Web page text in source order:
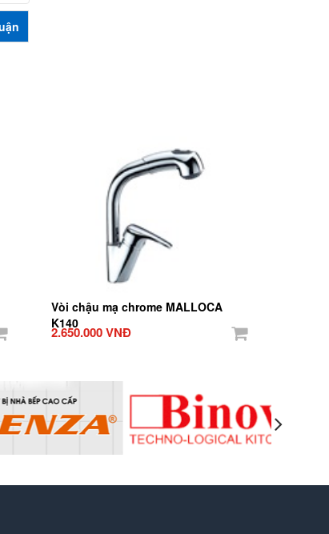
Vòi chậu mạ chrome MALLOCA
K140
2.650.000 VNĐ